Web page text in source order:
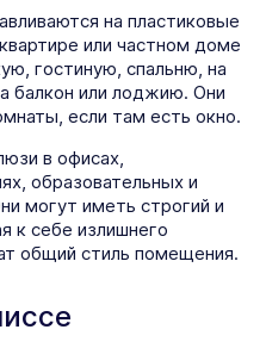
на пластиковые
или частном доме
гостиную, спальню, на
балкон или лоджию. Они
если там есть окно.
в офисах,
образовательных и
могут иметь строгий и
к себе излишнего
общий стиль помещения.